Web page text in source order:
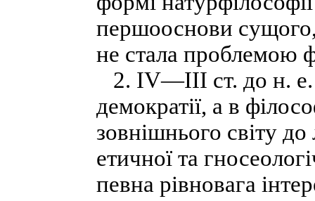
першооснови
не стала проблемою
2. IV—III ст. до н. е.
демократії, а в
зовнішнього світу
етичної та
певна рівновага